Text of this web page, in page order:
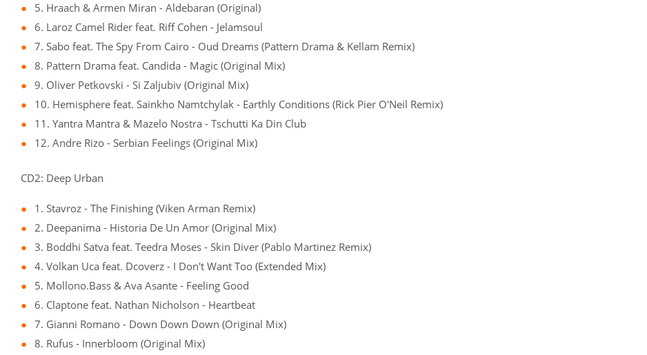
5. Hraach & Armen Miran - Aldebaran (Original)
6. Laroz Camel Rider feat. Riff Cohen - Jelamsoul
7. Sabo feat. The Spy From Cairo - Oud Dreams (Pattern Drama & Kellam Remix)
8. Pattern Drama feat. Candida - Magic (Original Mix)
9. Oliver Petkovski - Si Zaljubiv (Original Mix)
10. Hemisphere feat. Sainkho Namtchylak - Earthly Conditions (Rick Pier O'Neil Remix)
11. Yantra Mantra & Mazelo Nostra - Tschutti Ka Din Club
12. Andre Rizo - Serbian Feelings (Original Mix)
CD2: Deep Urban
1. Stavroz - The Finishing (Viken Arman Remix)
2. Deepanima - Historia De Un Amor (Original Mix)
3. Boddhi Satva feat. Teedra Moses - Skin Diver (Pablo Martinez Remix)
4. Volkan Uca feat. Dcoverz - I Don't Want Too (Extended Mix)
5. Mollono.Bass & Ava Asante - Feeling Good
6. Claptone feat. Nathan Nicholson - Heartbeat
7. Gianni Romano - Down Down Down (Original Mix)
8. Rufus - Innerbloom (Original Mix)